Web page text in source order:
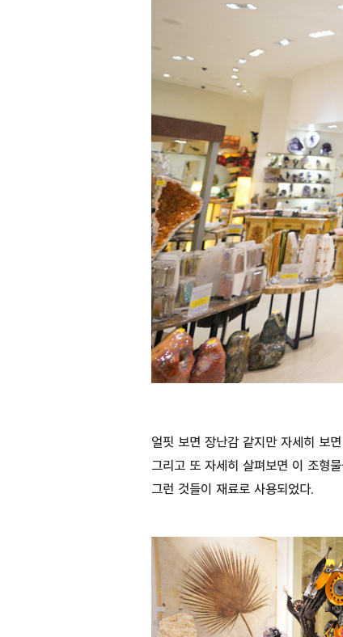
얼핏 보면 장난감 같지만 자세히 보
그리고 또 자세히 살펴보면 이 조형
그런 것들이 재료로 사용되었다.